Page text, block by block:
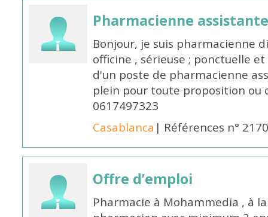
Pharmacienne
Bonjour, je suis pharmacienne
officine , sérieuse ; ponctuelle
d'un poste de pharmacienne
plein pour toute proposition ou
0617497323
Casablanca | Références n°
Offre d’emploi
Pharmacie à Mohammedia , à